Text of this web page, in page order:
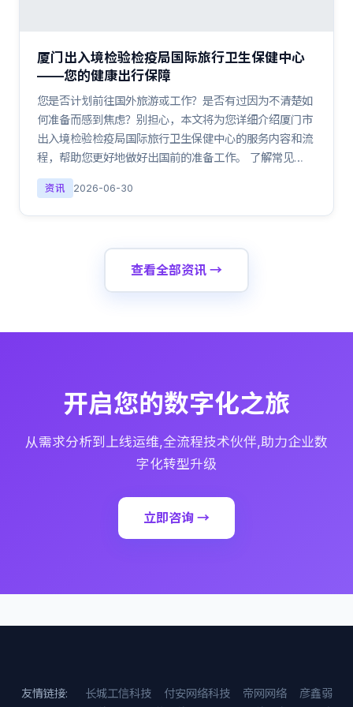
厦门出入境检验检疫局国际旅行卫生保健中心
——您的健康出行保障
您是否计划前往国外旅游或工作？是否有过因为不清楚如
何准备而感到焦虑？别担心，本文将为您详细介绍厦门市
出入境检验检疫局国际旅行卫生保健中心的服务内容和流
程，帮助您更好地做好出国前的准备工作。 了解常见…
资讯 2026-06-30
查看全部资讯 →
开启您的数字化之旅
从需求分析到上线运维,全流程技术伙伴,助力企业数
字化转型升级
立即咨询 →
友情链接: 长城工信科技 付安网络科技 帝网网络
彦鑫弱